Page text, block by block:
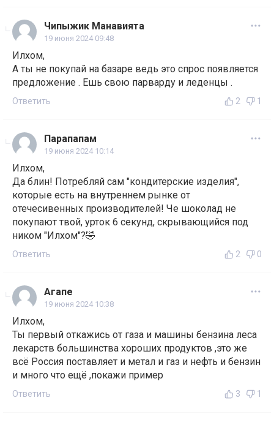
Чипыжик Манавията
19 июня 2024 09:48
Илхом,
А ты не покупай на базаре ведь это спрос появляется
предложение . Ешь свою парварду и леденцы .
Ответить 2 1
Парапапам
19 июня 2024 10:14
Илхом,
Да блин! Потребляй сам "кондитерские изделия",
которые есть на внутреннем рынке от
отечесивенных производителей! Че шоколад не
покупают твой, урток 6 секунд, скрывающийся под
ником "Илхом"?🤣
Ответить 2 0
Агапе
19 июня 2024 10:38
Илхом,
Ты первый откажись от газа и машины бензина леса
лекарств большинства хороших продуктов ,это же
всё Россия поставляет и метал и газ и нефть и бензин
и много что ещё ,покажи пример
Ответить 3 1